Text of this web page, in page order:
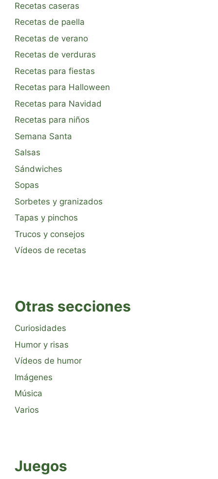
Recetas caseras
Recetas de paella
Recetas de verano
Recetas de verduras
Recetas para fiestas
Recetas para Halloween
Recetas para Navidad
Recetas para niños
Semana Santa
Salsas
Sándwiches
Sopas
Sorbetes y granizados
Tapas y pinchos
Trucos y consejos
Vídeos de recetas
Otras secciones
Curiosidades
Humor y risas
Vídeos de humor
Imágenes
Música
Varios
Juegos